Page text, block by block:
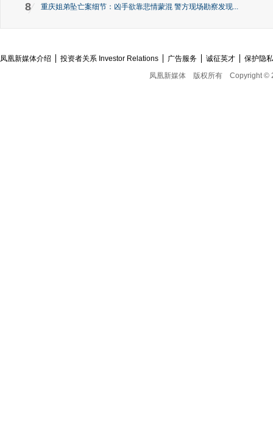
8 重庆姐弟坠亡案细节：凶手欲靠悲情蒙混 警方现场勘察发现...
凤凰新媒体介绍 投资者关系 Investor Relations 广告服务 诚征英才
保护隐
凤凰新媒体
版权所有 Copyright ©